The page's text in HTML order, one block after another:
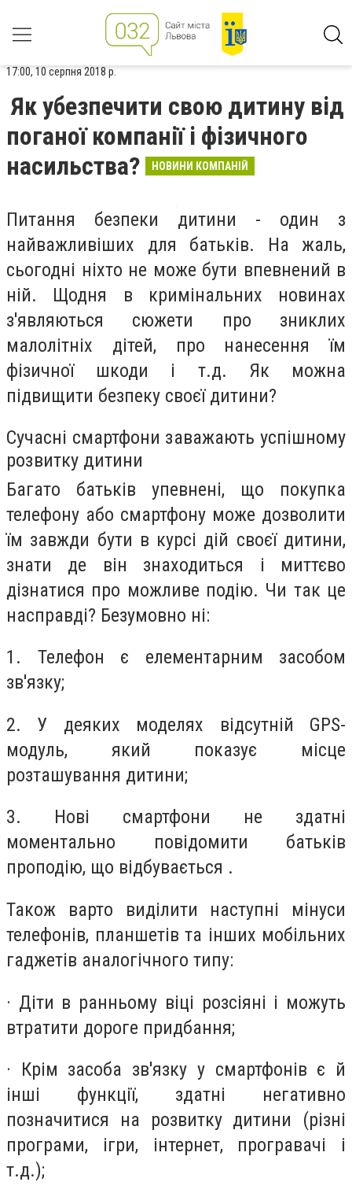
17:00, 10 серпня 2018 р.
Як убезпечити свою дитину від
поганої компанії і фізичного
насильства?
НОВИНИ КОМПАНІЙ
Питання безпеки дитини - один з
найважливіших для батьків. На жаль,
сьогодні ніхто не може бути впевнений в
ній. Щодня в кримінальних новинах
з'являються сюжети про зниклих
малолітніх дітей, про нанесення їм
фізичної шкоди і т.д. Як можна
підвищити безпеку своєї дитини?
Сучасні смартфони заважають успішному
розвитку дитини
Багато батьків упевнені, що покупка
телефону або смартфону може дозволити
їм завжди бути в курсі дій своєї дитини,
знати де він знаходиться і миттєво
дізнатися про можливе подію. Чи так це
насправді? Безумовно ні:
1. Телефон є елементарним засобом
зв'язку;
2. У деяких моделях відсутній GPS-
модуль, який показує місце
розташування дитини;
3. Нові смартфони не здатні
моментально повідомити батьків
проподію, що відбувається .
Також варто виділити наступні мінуси
телефонів, планшетів та інших мобільних
гаджетів аналогічного типу:
· Діти в ранньому віці розсіяні і можуть
втратити дороге придбання;
· Крім засобa зв'язку у смартфонів є й
інші функції, здатні негативно
позначитися на розвитку дитини (різні
програми, ігри, інтернет, програвачі і
т.д.);